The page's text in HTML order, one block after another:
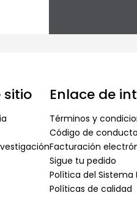
sitio Enlace de
Términos y
Código de
Facturación
Sigue tu pedido
Política del
Políticas de calidad